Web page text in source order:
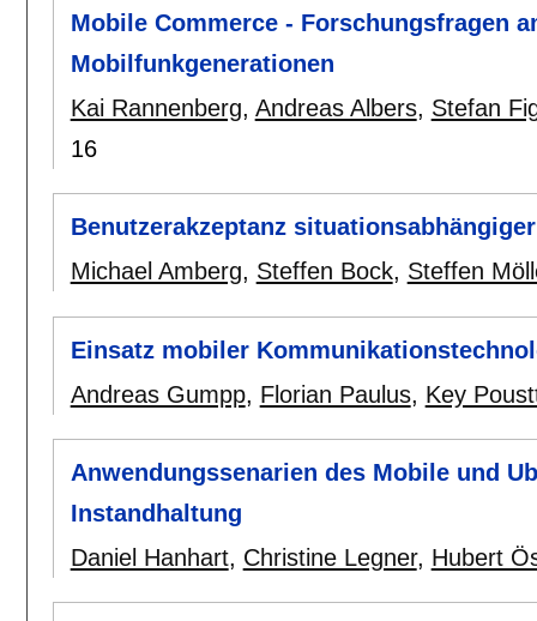
Mobile Commerce - Forschungsfragen
Mobilfunkgenerationen
Kai Rannenberg, Andreas Albers, Stefan
16
Benutzerakzeptanz
Michael Amberg, Steffen Bock, Steffen
Einsatz mobiler
Andreas Gumpp, Florian Paulus, Key
Anwendungssenarien des Mobile und
Instandhaltung
Daniel Hanhart, Christine Legner, Hubert